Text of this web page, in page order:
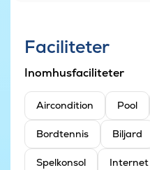
Faciliteter
Inomhusfaciliteter
Aircondition Pool
Bordtennis Biljard
Spelkonsol Internet